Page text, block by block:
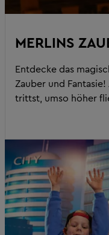
MERLINS
Entdecke das
Zauber und
trittst, umso höher